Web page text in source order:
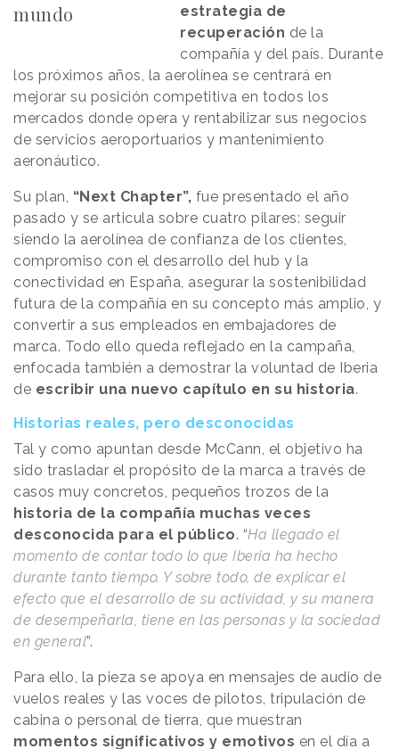
mundo
estrategia de
recuperación de la
compañía y del país. Durante
los próximos años, la aerolínea se centrará en
mejorar su posición competitiva en todos los
mercados donde opera y rentabilizar sus negocios
de servicios aeroportuarios y mantenimiento
aeronáutico.
Su plan, “Next Chapter”, fue presentado el año
pasado y se articula sobre cuatro pilares: seguir
siendo la aerolínea de confianza de los clientes,
compromiso con el desarrollo del hub y la
conectividad en España, asegurar la sostenibilidad
futura de la compañía en su concepto más amplio, y
convertir a sus empleados en embajadores de
marca. Todo ello queda reflejado en la campaña,
enfocada también a demostrar la voluntad de Iberia
de escribir una nuevo capítulo en su historia.
Historias reales, pero desconocidas
Tal y como apuntan desde McCann, el objetivo ha
sido trasladar el propósito de la marca a través de
casos muy concretos, pequeños trozos de la
historia de la compañía muchas veces
desconocida para el público. “Ha llegado el
momento de contar todo lo que Iberia ha hecho
durante tanto tiempo. Y sobre todo, de explicar el
efecto que el desarrollo de su actividad, y su manera
de desempeñarla, tiene en las personas y la sociedad
en general”.
Para ello, la pieza se apoya en mensajes de audio de
vuelos reales y las voces de pilotos, tripulación de
cabina o personal de tierra, que muestran
momentos significativos y emotivos en el día a